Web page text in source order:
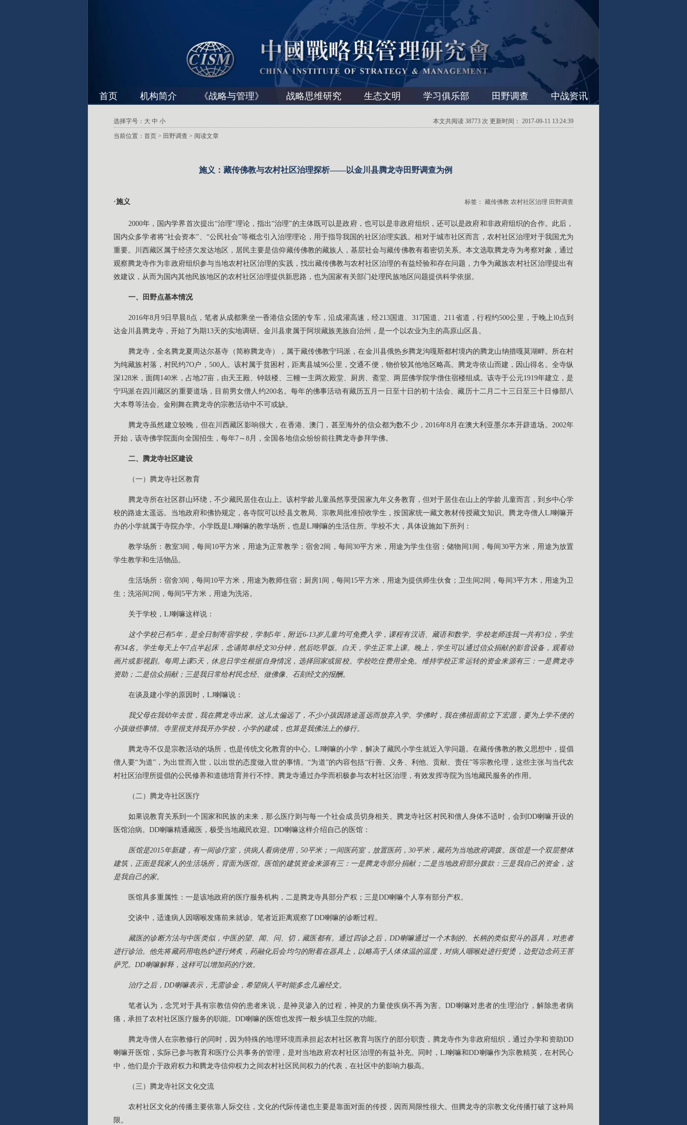
首页 机构简介 《战略与管理》 战略思维研究 生态文明 学习俱乐部 田野调查 中战资讯
选择字号： 大 中 小 本文共阅读 38773 次 更新时间： 2017-09-11 13:24:39
当前位置： 首页 > 田野调查 > 阅读文章
施义：藏传佛教与农村社区治理探析——以金川县腾龙寺田野调查为例
·施义 标签： 藏传佛教 农村社区治理 田野调查
2000年，国内学界首次提出“治理”理论，指出“治理”的主体既可以是政府，也可以是非政府组织，还可以是政府和非政府组织的合作。此后，
国内众多学者将“社会资本”、“公民社会”等概念引入治理理论，用于指导我国的社区治理实践。相对于城市社区而言，农村社区治理对于我国尤为
重要。川西藏区属于经济欠发达地区，居民主要是信仰藏传佛教的藏族人，基层社会与藏传佛教有着密切关系。本文选取腾龙寺为考察对象，通过
观察腾龙寺作为非政府组织参与当地农村社区治理的实践，找出藏传佛教与农村社区治理的有益经验和存在问题，力争为藏族农村社区治理提出有
效建议，从而为国内其他民族地区的农村社区治理提供新思路，也为国家有关部门处理民族地区问题提供科学依据。
一、田野点基本情况
2016年8月9日早晨8点，笔者从成都乘坐一香港信众团的专车，沿成灌高速，经213国道、317国道、211省道，行程约500公里，于晚上l0点到
达金川县腾龙寺，开始了为期13天的实地调研。金川县隶属于阿坝藏族羌族自治州，是一个以农业为主的高原山区县。
腾龙寺，全名腾龙夏周达尔基寺（简称腾龙寺），属于藏传佛教宁玛派，在金川县俄热乡腾龙沟嘎斯都村境内的腾龙山纳措嘎莫湖畔。所在村
为纯藏族村落，村民约7O户，500人。该村属于贫困村，距离县城96公里，交通不便，物价较其他地区略高。腾龙寺依山而建，因山得名。全寺纵
深128米，面阔140米，占地27亩，由天王殿、钟鼓楼、三幢一主两次殿堂、厨房、斋堂、两层佛学院学僧住宿楼组成。该寺于公元1919年建立，是
宁玛派在四川藏区的重要道场，目前男女僧人约200名。每年的佛事活动有藏历五月一日至十日的初十法会、藏历十二月二十三日至三十日修部八
大本尊等法会。金刚舞在腾龙寺的宗教活动中不可或缺。
腾龙寺虽然建立较晚，但在川西藏区影响很大，在香港、澳门，甚至海外的信众都为数不少，2016年8月在澳大利亚墨尔本开辟道场。2002年
开始，该寺佛学院面向全国招生，每年7～8月，全国各地信众纷纷前往腾龙寺参拜学佛。
二、腾龙寺社区建设
（一）腾龙寺社区教育
腾龙寺所在社区群山环绕，不少藏民居住在山上。该村学龄儿童虽然享受国家九年义务教育，但对于居住在山上的学龄儿童而言，到乡中心学
校的路途太遥远。当地政府和佛协规定，各寺院可以经县文教局、宗教局批准招收学生，按国家统一藏文教材传授藏文知识。腾龙寺僧人LJ喇嘛开
办的小学就属于寺院办学。小学既是LJ喇嘛的教学场所，也是LJ喇嘛的生活住所。学校不大，具体设施如下所列：
教学场所：教室3间，每间10平方米，用途为正常教学；宿舍2间，每间30平方米，用途为学生住宿；储物间1间，每间30平方米，用途为放置
学生教学和生活物品。
生活场所：宿舍3间，每间10平方米，用途为教师住宿；厨房1间，每间15平方米，用途为提供师生伙食；卫生间2间，每间3平方木，用途为卫
生；洗浴间2间，每间5平方米，用途为洗浴。
关于学校，LJ喇嘛这样说：
这个学校已有5年，是全日制寄宿学校，学制5年，附近6-13岁儿童均可免费入学，课程有汉语、藏语和数学。学校老师连我一共有3位，学生
有34名。学生每天上午7点半起床，念诵简单经文30分钟，然后吃早饭。白天，学生正常上课。晚上，学生可以通过信众捐献的影音设备，观看动
画片或影视剧。每周上课5天，休息日学生根据自身情况，选择回家或留校。学校吃住费用全免。维持学校正常运转的资金来源有三：一是腾龙寺
资助；二是信众捐献；三是我日常给村民念经、做佛像、石刻经文的报酬。
在谈及建小学的原因时，LJ喇嘛说：
我父母在我幼年去世，我在腾龙寺出家。这儿太偏远了，不少小孩因路途遥远而放弃入学。学佛时，我在佛祖面前立下宏愿，要为上学不便的
小孩做些事情。寺里很支持我开办学校，小学的建成，也算是我佛法上的修行。
腾龙寺不仅是宗教活动的场所，也是传统文化教育的中心。LJ喇嘛的小学，解决了藏民小学生就近入学问题。在藏传佛教的教义思想中，提倡
僧人要“为道”，为出世而入世，以出世的态度做入世的事情。“为道”的内容包括“行善、义务、利他、贡献、责任”等宗教伦理，这些主张与当代农
村社区治理所提倡的公民修养和道德培育并行不悖。腾龙寺通过办学而积极参与农村社区治理，有效发挥寺院为当地藏民服务的作用。
（二）腾龙寺社区医疗
如果说教育关系到一个国家和民族的未来，那么医疗则与每一个社会成员切身相关。腾龙寺社区村民和僧人身体不适时，会到DD喇嘛开设的
医馆治病。DD喇嘛精通藏医，极受当地藏民欢迎。DD喇嘛这样介绍自己的医馆：
医馆是2015年新建，有一间诊疗室，供病人看病使用，50平米；一间医药室，放置医药，30平米，藏药为当地政府调拨。医馆是一个双层整体
建筑，正面是我家人的生活场所，背面为医馆。医馆的建筑资金来源有三：一是腾龙寺部分捐献；二是当地政府部分拨款：三是我自己的资金，这
是我自己的家。
医馆具多重属性：一是该地政府的医疗服务机构，二是腾龙寺具部分产权；三是DD喇嘛个人享有部分产权。
交谈中，适逢病人因咽喉发痛前来就诊。笔者近距离观察了DD喇嘛的诊断过程。
藏医的诊断方法与中医类似，中医的望、闻、问、切，藏医都有。通过四诊之后，DD喇嘛通过一个木制的、长柄的类似熨斗的器具，对患者
进行诊治。他先将藏药用电热炉进行烤炙，药融化后会均匀的附着在器具上，以略高于人体体温的温度，对病人咽喉处进行熨烫，边熨边念药王菩
萨咒。DD喇嘛解释，这样可以增加药的疗效。
治疗之后，DD喇嘛表示，无需诊金，希望病人平时能多念几遍经文。
笔者认为，念咒对于具有宗教信仰的患者来说，是神灵渗入的过程，神灵的力量使疾病不再为害。DD喇嘛对患者的生理治疗，解除患者病
痛，承担了农村社区医疗服务的职能。DD喇嘛的医馆也发挥一般乡镇卫生院的功能。
腾龙寺僧人在宗教修行的同时，因为特殊的地理环境而承担起农村社区教育与医疗的部分职责，腾龙寺作为非政府组织，通过办学和资助DD
喇嘛开医馆，实际已参与教育和医疗公共事务的管理，是对当地政府农村社区治理的有益补充。同时，LJ喇嘛和DD喇嘛作为宗教精英，在村民心
中，他们是介于政府权力和腾龙寺信仰权力之间农村社区民间权力的代表，在社区中的影响力极高。
（三）腾龙寺社区文化交流
农村社区文化的传播主要依靠人际交往，文化的代际传递也主要是靠面对面的传授，因而局限性很大。但腾龙寺的宗教文化传播打破了这种局
限。